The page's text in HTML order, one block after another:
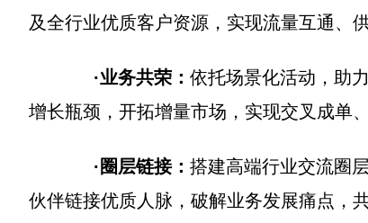
及全行业优质客户资源，实现流量互通、
·业务共荣： 依托场景化活动，助
增长瓶颈，开拓增量市场，实现交叉成单
·圈层链接： 搭建高端行业交流圈
伙伴链接优质人脉，破解业务发展痛点，